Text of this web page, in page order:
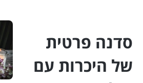
סדנה פרטית
של היכרות עם